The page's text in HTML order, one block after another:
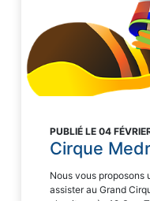
PUBLIÉ LE 04
Cirque
Nous vous proposons
assister au Grand